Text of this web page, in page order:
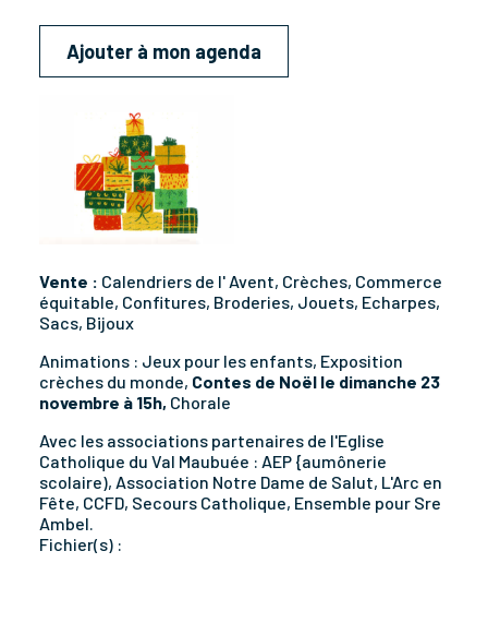
Ajouter à mon agenda
Vente : Calendriers de I' Avent, Crèches, Commerce
équitable, Confitures­, Broderies, Jouets, ­Echarpes,
Sacs, Bijoux
Animations : Jeux pour les enfants, Exposition
crèches du monde, Contes de Noël le dimanche 23
novembre à 15h, Chorale
Avec les associations partenaires de l'Eglise
Catholique du Val Maubuée : AEP {aumônerie
scolaire), Association Notre Dame de Salut, L'Arc en
Fête, CCFD, Secours Catholique, Ensemble pour Sre
Ambel.
Fichier(s) :